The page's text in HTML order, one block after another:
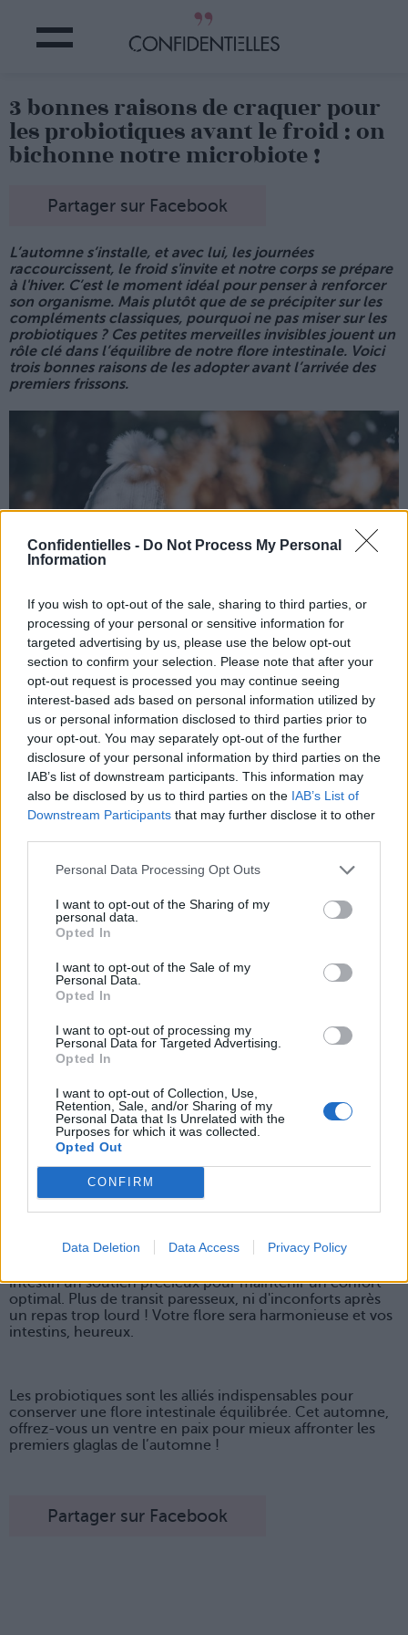
Confidentielles - Do Not Process My Personal
Information
If you wish to opt-out of the sale, sharing to third parties, or
processing of your personal or sensitive information for
targeted advertising by us, please use the below opt-out
section to confirm your selection. Please note that after your
opt-out request is processed you may continue seeing
interest-based ads based on personal information utilized by
us or personal information disclosed to third parties prior to
your opt-out. You may separately opt-out of the further
disclosure of your personal information by third parties on the
IAB’s list of downstream participants. This information may
also be disclosed by us to third parties on the IAB’s List of
Downstream Participants that may further disclose it to other
Personal Data Processing Opt Outs
I want to opt-out of the Sharing of my
personal data.
Opted In
I want to opt-out of the Sale of my
Personal Data.
Opted In
I want to opt-out of processing my
Personal Data for Targeted Advertising.
Opted In
I want to opt-out of Collection, Use,
Retention, Sale, and/or Sharing of my
Personal Data that Is Unrelated with the
Purposes for which it was collected.
Opted Out
CONFIRM
Data Deletion Data Access Privacy Policy
3 bonnes raisons de craquer pour
les probiotiques avant le froid : on
bichonne notre microbiote !
Partager sur Facebook
L’automne s’installe, et avec lui, les journées
raccourcissent, le froid s'invite et notre corps se prépare
à l'hiver. C’est le moment idéal pour penser à renforcer
son organisme. Mais plutôt que de se précipiter sur les
compléments classiques, pourquoi ne pas miser sur les
probiotiques ? Ces petites merveilles invisibles jouent un
rôle clé dans l’équilibre de notre flore intestinale. Voici
trois bonnes raisons de les adopter avant l’arrivée des
premiers frissons.
1. Un microbiote en pleine forme pour
une meilleure digestion :
Notre intestin abrite des milliards de bactéries, certaines
bénéfiques, d'autres moins. Les probiotiques sont ces
bonnes bactéries qui aident à maintenir un équilibre sain
dans notre flore intestinale. En prenant desgélules de
Fini les inconforts après un repas trop copieux ou trop
riche ! Vous allez digérer comme un charme, et dire
adieu aux ballonnements gênants.
2. Prévenir les infections intestinales
Quand le froid arrive, notre organisme est plus vulnérable
peut affaiblir vos défenses naturelles, laissant la porte
ouverte aux virus et bactéries. Les probiotiques
renforcent votre barrière intestinale et aident à prévenir
Une flore équilibrée, c'est un intestin plus fort et plus
résistant face aux attaques extérieures.
3. Améliorer le confort intestinal
Stress, alimentation déséquilibrée, médicaments : autant
provoquent des inconforts au quotidien. En prenant
intestin un soutien précieux pour maintenir un confort
optimal. Plus de transit paresseux, ni d'inconforts après
un repas trop lourd ! Votre flore sera harmonieuse et vos
intestins, heureux.
Les probiotiques sont les alliés indispensables pour
conserver une flore intestinale équilibrée. Cet automne,
offrez-vous un ventre en paix pour mieux affronter les
premiers glaglas de l’automne !
Partager sur Facebook